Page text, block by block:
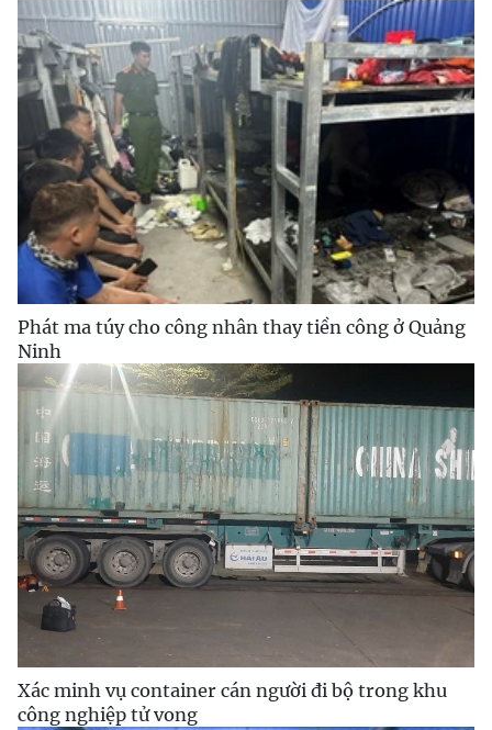
Phát ma túy cho công nhân thay tiền công ở Quảng
Ninh
Xác minh vụ container cán người đi bộ trong khu
công nghiệp tử vong